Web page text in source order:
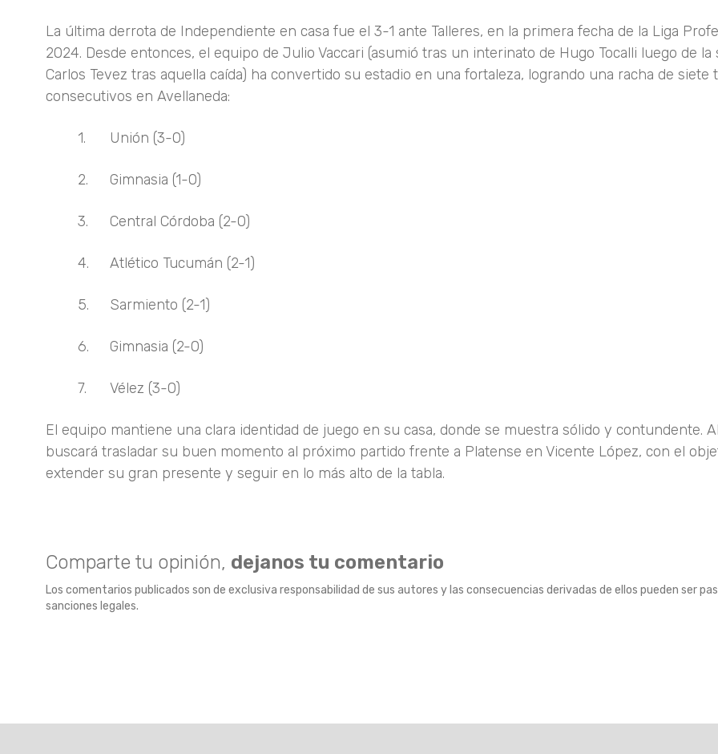
La última derrota de Independiente en casa fue el 3-1 ante Talleres, en la primera fecha de la Liga
2024. Desde entonces, el equipo de Julio Vaccari (asumió tras un interinato de Hugo Tocalli luego de la
Carlos Tevez tras aquella caída) ha convertido su estadio en una fortaleza, logrando una racha de siete
consecutivos en Avellaneda:
1. Unión (3-0)
2. Gimnasia (1-0)
3. Central Córdoba (2-0)
4. Atlético Tucumán (2-1)
5. Sarmiento (2-1)
6. Gimnasia (2-0)
7. Vélez (3-0)
El equipo mantiene una clara identidad de juego en su casa, donde se muestra sólido y contundente.
buscará trasladar su buen momento al próximo partido frente a Platense en Vicente López, con el
extender su gran presente y seguir en lo más alto de la tabla.
Comparte tu opinión, dejanos tu comentario
Los comentarios publicados son de exclusiva responsabilidad de sus autores y las consecuencias derivadas de ellos pueden ser
sanciones legales.